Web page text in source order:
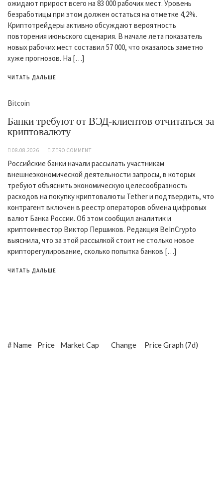
ожидают прирост всего на 83 000 рабочих мест. Уровень
безработицы при этом должен остаться на отметке 4,2%.
Криптотрейдеры активно обсуждают вероятность
повторения июньского сценария. В начале лета показатель
новых рабочих мест составил 57 000, что оказалось заметно
хуже прогнозов. На […]
ЧИТАТЬ ДАЛЬШЕ
Bitcoin
Банки требуют от ВЭД-клиентов отчитаться за
криптовалюту
08.08.2026 ZERO COMMENT
Российские банки начали рассылать участникам
внешнеэкономической деятельности запросы, в которых
требуют объяснить экономическую целесообразность
расходов на покупку криптовалюты Tether и подтвердить, что
контрагент включен в реестр операторов обмена цифровых
валют Банка России. Об этом сообщил аналитик и
криптоинвестор Виктор Першиков. Редакция BeInCrypto
выяснила, что за этой рассылкой стоит не столько новое
крипторегулирование, сколько попытка банков […]
ЧИТАТЬ ДАЛЬШЕ
#Name Price Market Cap Change Price Graph (7d)